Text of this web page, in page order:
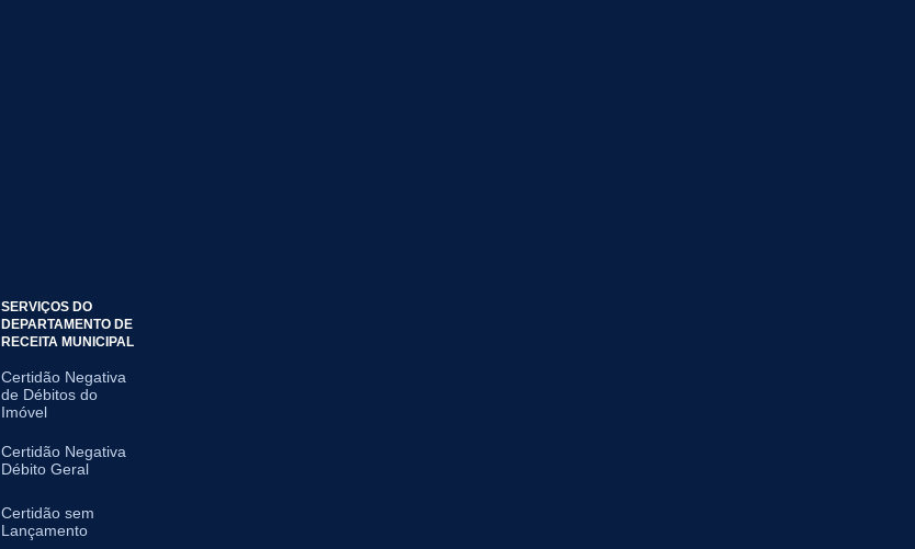
SERVIÇOS DO
DEPARTAMENTO DE
RECEITA MUNICIPAL
Certidão Negativa
de Débitos do
Imóvel
Certidão Negativa
Débito Geral
Certidão sem
Lançamento